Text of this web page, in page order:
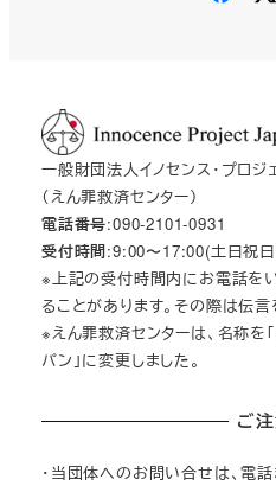
一般財団法人イノセンス・プロジ
（えん罪救済センター）
電話番号:090-2101-0931
受付時間:9:00〜17:00(土日祝
※上記の受付時間内にお電話を
ることがあります。その際は伝言
※えん罪救済センターは、名称を「
パン」に変更しました。
ご
・当団体へのお問い合せは、電